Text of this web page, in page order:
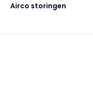
Airco storingen